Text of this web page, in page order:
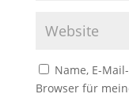
Name, E-
Browser für